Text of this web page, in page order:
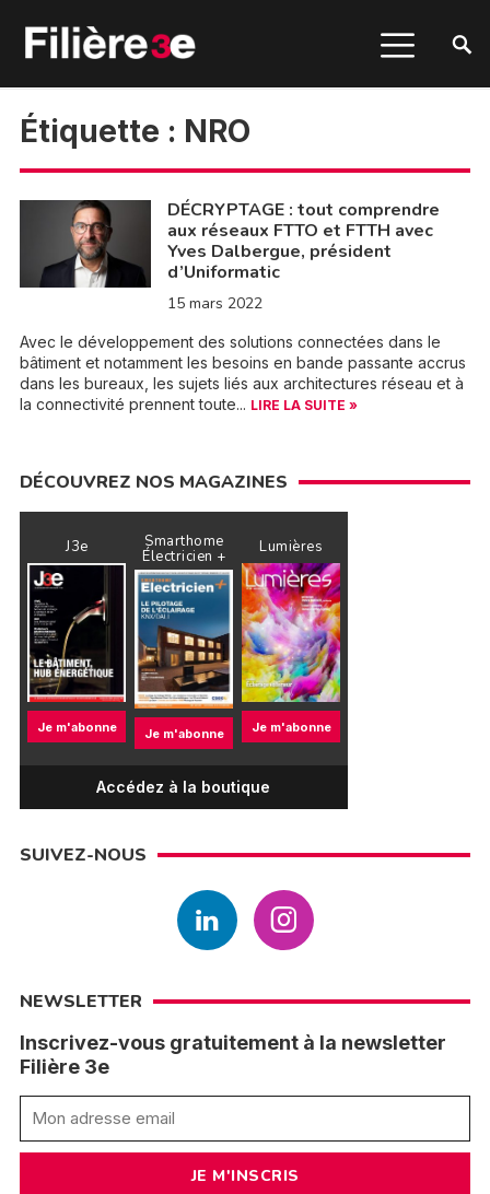
Étiquette : NRO
DÉCRYPTAGE : tout comprendre
aux réseaux FTTO et FTTH avec
Yves Dalbergue, président
d’Uniformatic
15 mars 2022
Avec le développement des solutions connectées dans le
bâtiment et notamment les besoins en bande passante accrus
dans les bureaux, les sujets liés aux architectures réseau et à
la connectivité prennent toute... LIRE LA SUITE »
DÉCOUVREZ NOS MAGAZINES
J3e
Je m'abonne
Smarthome
Électricien +
Je m'abonne
Lumières
Je m'abonne
Accédez à la boutique
SUIVEZ-NOUS
NEWSLETTER
Inscrivez-vous gratuitement à la newsletter
Filière 3e